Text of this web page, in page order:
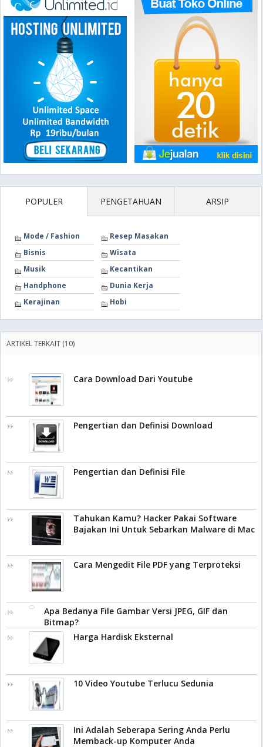
POPULER PENGETAHUAN ARSIP
Mode / Fashion
Resep Masakan
Bisnis
Wisata
Musik
Kecantikan
Handphone
Dunia Kerja
Kerajinan
Hobi
ARTIKEL TERKAIT (10)
Cara Download Dari Youtube
Pengertian dan Definisi Download
Pengertian dan Definisi File
Tahukan Kamu? Hacker Pakai Software
Bajakan Ini Untuk Sebarkan Malware di Mac
Cara Mengedit File PDF yang Terproteksi
Apa Bedanya File Gambar Versi JPEG, GIF dan
Bitmap?
Harga Hardisk Eksternal
10 Video Youtube Terlucu Sedunia
Ini Adalah Seberapa Sering Anda Perlu
Memback-up Komputer Anda